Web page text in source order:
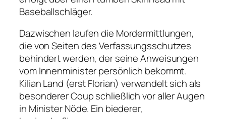
Baseballschläger.
Dazwischen laufen die Mordermittlungen,
die von Seiten des Verfassungsschutzes
behindert werden, der seine Anweisungen
vom Innenminister persönlich bekommt.
Kilian Land (erst Florian) verwandelt sich als
besonderer Coup schließlich vor aller Augen
in Minister Nöde. Ein biederer,